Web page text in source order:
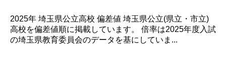
2025年 埼玉県公立高校 偏差値 埼玉県公立(県立・市立)
高校を偏差値順に掲載しています。 倍率は2025年度入試
の埼玉県教育委員会のデータを基にしていま...